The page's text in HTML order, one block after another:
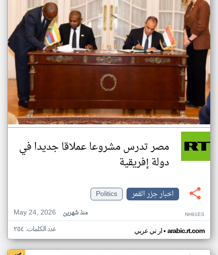
مصر تدرس مشروعا عملاقا جديدا في
دولة إفريقية
اخبار جزر القمر
Politics
May 24, 2026
منذ شهرين NH91ES
ار تي عربي• arabic.rt.com عدد الكلمات: ٢٥٤